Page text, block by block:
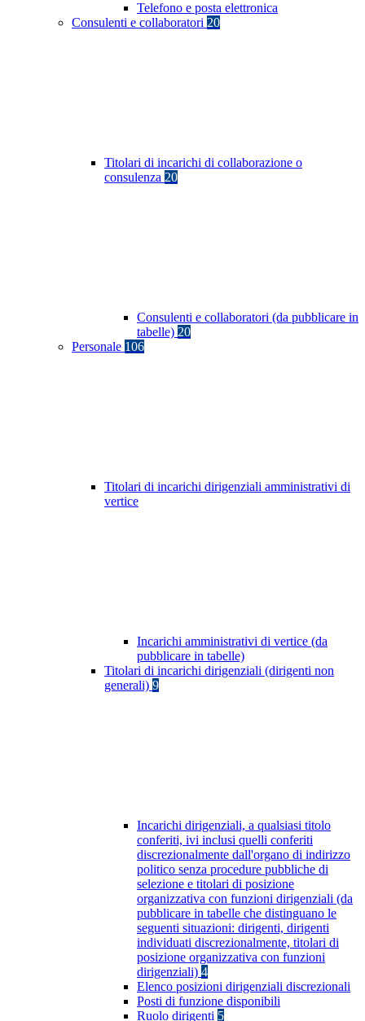
Telefono e posta elettronica
Consulenti e collaboratori 20
Titolari di incarichi di collaborazione o
consulenza 20
Consulenti e collaboratori (da pubblicare in
tabelle) 20
Personale 106
Titolari di incarichi dirigenziali amministrativi di
vertice
Incarichi amministrativi di vertice (da
pubblicare in tabelle)
Titolari di incarichi dirigenziali (dirigenti non
generali) 9
Incarichi dirigenziali, a qualsiasi titolo
conferiti, ivi inclusi quelli conferiti
discrezionalmente dall'organo di indirizzo
politico senza procedure pubbliche di
selezione e titolari di posizione
organizzativa con funzioni dirigenziali (da
pubblicare in tabelle che distinguano le
seguenti situazioni: dirigenti, dirigenti
individuati discrezionalmente, titolari di
posizione organizzativa con funzioni
dirigenziali) 4
Elenco posizioni dirigenziali discrezionali
Posti di funzione disponibili
Ruolo dirigenti 5